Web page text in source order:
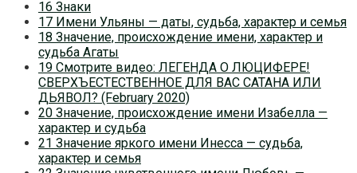
16 Знаки
17 Имени Ульяны — даты, судьба, характер и семья
18 Значение, происхождение имени, характер и
судьба Агаты
19 Смотрите видео: ЛЕГЕНДА О ЛЮЦИФЕРЕ!
СВЕРХЪЕСТЕСТВЕННОЕ ДЛЯ ВАС САТАНА ИЛИ
ДЬЯВОЛ? (February 2020)
20 Значение, происхождение имени Изабелла —
характер и судьба
21 Значение яркого имени Инесса — судьба,
характер и семья